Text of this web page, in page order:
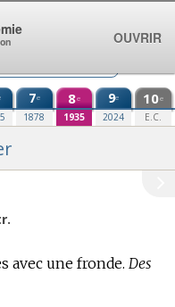
7e
1878
8e
1935
9e
2024
10e
E.C.
avec une fronde. Des
OUVRIR